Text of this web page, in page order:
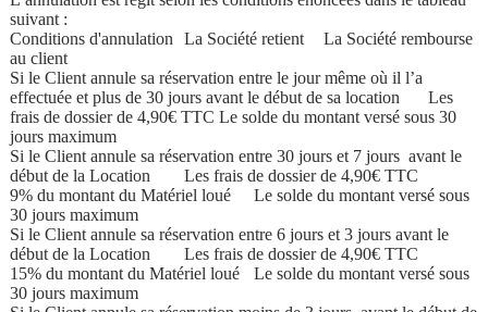
suivant :
Conditions d'annulation
La Société retient
La Société rembourse
au client
Si le Client annule sa réservation entre le jour même où il l’a
effectuée et plus de 30 jours avant le début de sa location
Les
frais de dossier de 4,90€ TTC Le solde du montant versé sous 30
jours maximum
Si le Client annule sa réservation entre 30 jours et 7 jours avant le
début de la Location
Les frais de dossier de 4,90€ TTC
9% du montant du Matériel loué
Le solde du montant versé sous
30 jours maximum
Si le Client annule sa réservation entre 6 jours et 3 jours avant le
début de la Location
Les frais de dossier de 4,90€ TTC
15% du montant du Matériel loué
Le solde du montant versé sous
30 jours maximum